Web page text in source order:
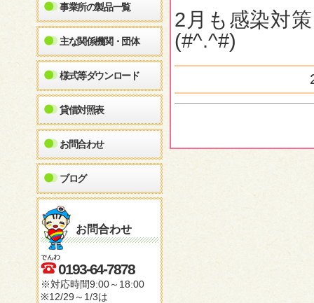
事業所の製品一覧
主な関係機関・団体
様式等ダウンロード
貸借対照表
お問合わせ
ブログ
お問合わせ
0193-64-7878
※対応時間9:00～18:00
※12/29～1/3は
2月も感染対
(#^.^#)